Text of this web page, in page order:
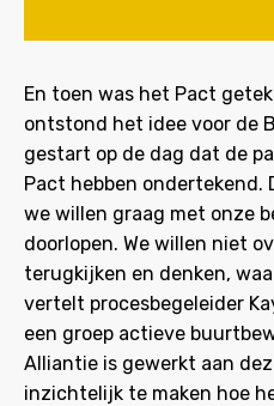
En toen was het Pact
ontstond het idee voor de
gestart op de dag dat de
Pact hebben ondertekend.
we willen graag met onze
doorlopen. We willen niet
terugkijken en denken,
vertelt procesbegeleider
een groep actieve
Alliantie is gewerkt aan
inzichtelijk te maken hoe